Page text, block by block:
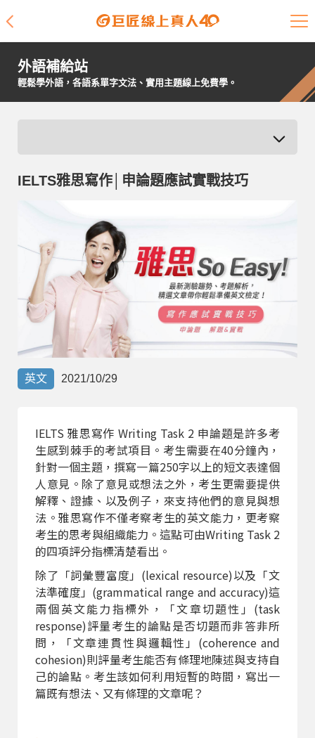
課程介紹
開課查詢
學員故事
企業客戶
就業輔導
部落格
線上體驗
部落格 粉絲團 影音頻道
外語補給站
輕鬆學外語，各語系單字文法、實用主題線上免費學。
IELTS雅思寫作│申論題應試實戰技巧
英文 2021/10/29
IELTS 雅思寫作 Writing Task 2 申論題是許多考
生感到棘手的考試項目。考生需要在40分鐘內，
針對一個主題，撰寫一篇250字以上的短文表達個
人意見。除了意見或想法之外，考生更需要提供
解釋、證據、以及例子，來支持他們的意見與想
法。雅思寫作不僅考察考生的英文能力，更考察
考生的思考與組織能力。這點可由Writing Task 2
的四項評分指標清楚看出。
除了「詞彙豐富度」(lexical resource)以及「文
法準確度」(grammatical range and accuracy)這
兩個英文能力指標外，「文章切題性」(task
response)評量考生的論點是否切題而非答非所
問，「文章連貫性與邏輯性」(coherence and
cohesion)則評量考生能否有條理地陳述與支持自
己的論點。考生該如何利用短暫的時間，寫出一
篇既有想法、又有條理的文章呢？